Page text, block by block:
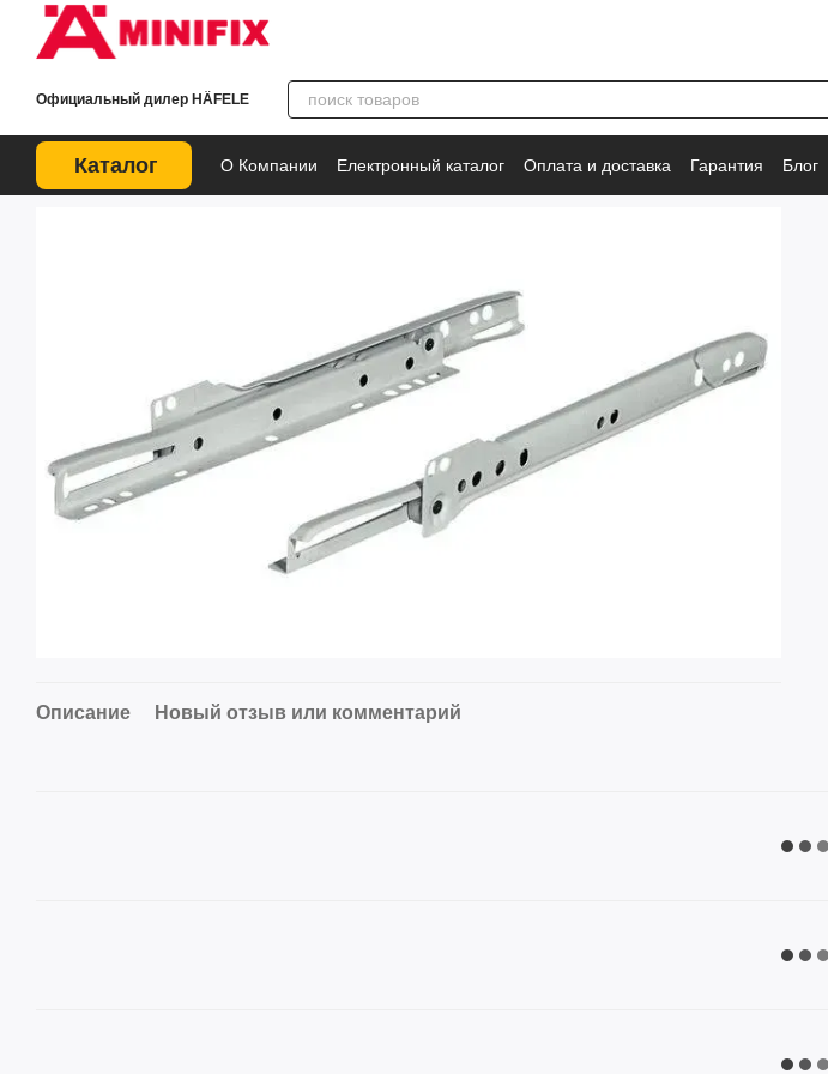
Перейти к основному контенту
Официальный дилер HÄFELE
Каталог О Компании Електронный каталог Оплата и доставка Гарантия Блог
Описание Новый отзыв или комментарий